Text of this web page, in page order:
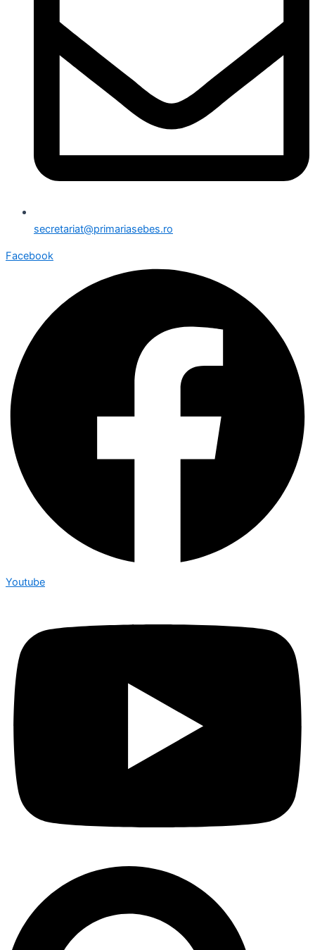
secretariat@primariasebes.ro
Facebook
Youtube